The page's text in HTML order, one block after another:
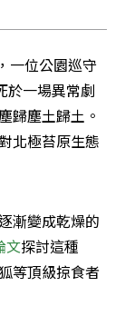
一位公園巡守
於一場異常劇
歸塵土歸土。
北極苔原生態
漸變成乾燥的
文探討這種
等頂級掠食者